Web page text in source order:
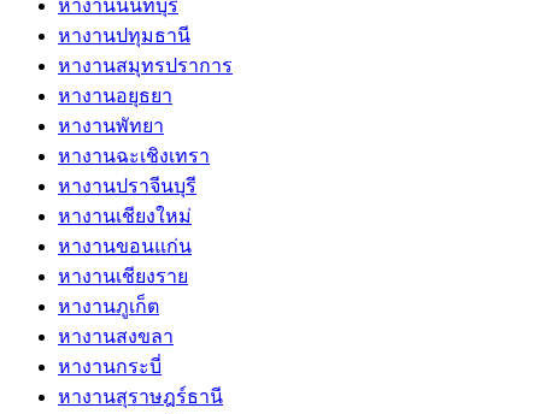
หางานนนทบุรี
หางานปทุมธานี
หางานสมุทรปราการ
หางานอยุธยา
หางานพัทยา
หางานฉะเชิงเทรา
หางานปราจีนบุรี
หางานเชียงใหม่
หางานขอนแก่น
หางานเชียงราย
หางานภูเก็ต
หางานสงขลา
หางานกระบี่
หางานสุราษฎร์ธานี